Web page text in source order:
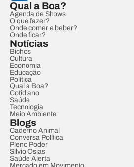
Qual a Boa?
Agenda de Shows
O que fazer?
Onde comer e beber?
Onde ficar?
Notícias
Bichos
Cultura
Economia
Educação
Política
Qual a Boa?
Cotidiano
Saúde
Tecnologia
Meio Ambiente
Blogs
Caderno Animal
Conversa Política
Pleno Poder
Sílvio Osias
Saúde Alerta
Mercado em Movimento